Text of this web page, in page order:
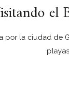
el
por la ciudad de